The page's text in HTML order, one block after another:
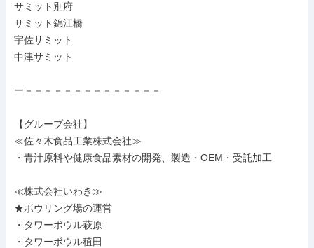
サミット別府
サミット錦江橋
宇佐サミット
中津サミット
ー－－－－－－－－－－－－－－
【グループ会社】
≪佐々木食品工業株式会社≫
・青汁原料や健康食品素材の開発、製造・OEM・受託加工
≪株式会社いわき≫
★ボウリング場の運営
・タワーボウル萩原
・タワーボウル稙田